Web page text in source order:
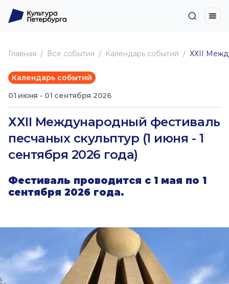
Главная Все события Календарь событий ХХII
Календарь событий
01 июня - 01 сентября 2026
ХХII Международный фестиваль
песчаных скульптур (1 июня - 1
сентября 2026 года)
Фестиваль проводится с 1 мая по 1
сентября 2026 года.